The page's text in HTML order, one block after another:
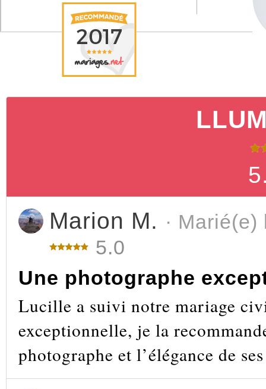
Marion M. ·
5.0
Une photographe
Lucille a suivi notre mariage
exceptionnelle, je la
photographe et l’élégance de